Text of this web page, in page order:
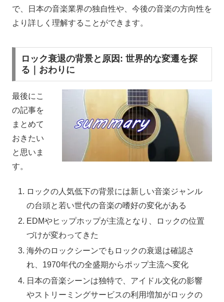
で、日本の音楽業界の独自性や、今後の音楽の方向性を
より詳しく理解することができます。
ロック衰退の背景と原因: 世界的な変遷を探
る｜おわりに
最後にこ
の記事を
まとめて
おきたい
と思いま
す。
ロックの人気低下の背景には新しい音楽ジャンル
の台頭と若い世代の音楽の嗜好の変化がある
EDMやヒップホップが主流となり、ロックの位置
づけが変わってきた
海外のロックシーンでもロックの衰退は確認さ
れ、1970年代の全盛期からポップ主流へ変化
日本の音楽シーンは独特で、アイドル文化の影響
やストリーミングサービスの利用増加がロックの